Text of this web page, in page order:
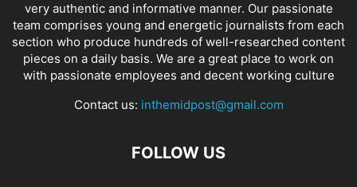
very authentic and informative manner. Our passionate
team comprises young and energetic journalists from each
section who produce hundreds of well-researched content
pieces on a daily basis. We are a great place to work on
with passionate employees and decent working culture
Contact us: inthemidpost@gmail.com
FOLLOW US